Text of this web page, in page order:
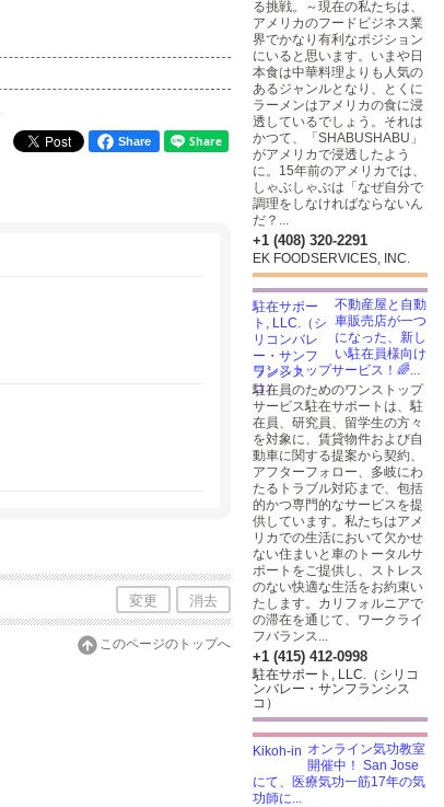
Share
変更 消去
このページのトップへ
る挑戦。～現在の私たちは、
アメリカのフードビジネス業
界でかなり有利なポジション
にいると思います。いまや日
本食は中華料理よりも人気の
あるジャンルとなり、とくに
ラーメンはアメリカの食に浸
透しているでしょう。それは
かつて、「SHABUSHABU」
がアメリカで浸透したよう
に。15年前のアメリカでは、
しゃぶしゃぶは「なぜ自分で
調理をしなければならないん
だ？...
+1 (408) 320-2291
EK FOODSERVICES, INC.
不動産屋と自動
車販売店が一つ
になった、新し
い駐在員様向け
ワンストップサービス！🌈...
駐在員のためのワンストップ
サービス駐在サポートは、駐
在員、研究員、留学生の方々
を対象に、賃貸物件および自
動車に関する提案から契約、
アフターフォロー、多岐にわ
たるトラブル対応まで、包括
的かつ専門的なサービスを提
供しています。私たちはアメ
リカでの生活において欠かせ
ない住まいと車のトータルサ
ポートをご提供し、ストレス
のない快適な生活をお約束い
たします。カリフォルニアで
の滞在を通じて、ワークライ
フバランス...
+1 (415) 412-0998
駐在サポート, LLC.（シリコ
ンバレー・サンフランシス
コ）
オンライン気功教室
開催中！ San Jose
にて、医療気功一筋17年の気
功師に...